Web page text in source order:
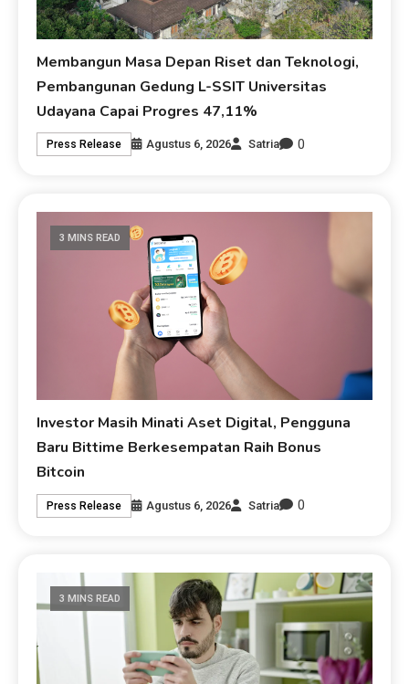
Membangun Masa Depan Riset dan Teknologi,
Pembangunan Gedung L-SSIT Universitas
Udayana Capai Progres 47,11%
Press Release Agustus 6, 2026 Satria 0
3 MINS READ
Investor Masih Minati Aset Digital, Pengguna
Baru Bittime Berkesempatan Raih Bonus
Bitcoin
Press Release Agustus 6, 2026 Satria 0
3 MINS READ